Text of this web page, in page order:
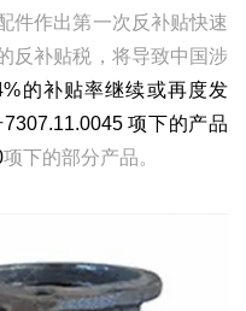
件作出第一次反补贴快速
反补贴税，将导致中国涉
的补贴率继续或再度发
项下的产品
项下的部分产品。